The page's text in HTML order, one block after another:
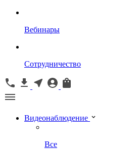
Вебинары
Сотрудничество
Видеонаблюдение
Все